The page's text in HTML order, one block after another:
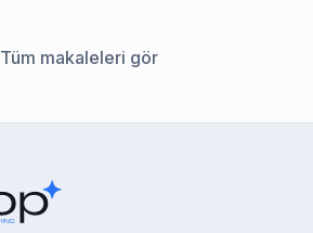
Tüm makaleleri gör